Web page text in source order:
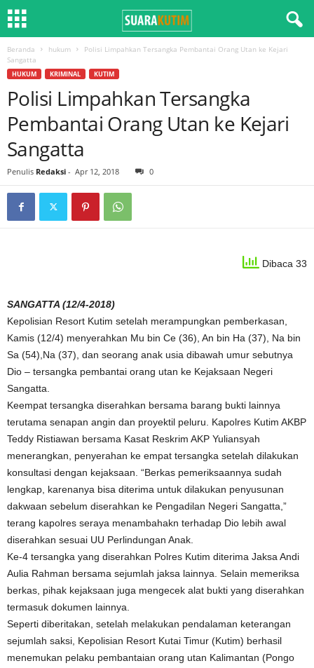
Beranda hukum
Polisi Limpahkan Tersangka Pembantai Orang Utan ke Kejari
Sangatta
HUKUM KRIMINAL KUTIM
Polisi Limpahkan Tersangka
Pembantai Orang Utan ke Kejari
Sangatta
Penulis Redaksi - Apr 12, 2018 0
Dibaca 33
SANGATTA (12/4-2018)
Kepolisian Resort Kutim setelah merampungkan pemberkasan,
Kamis (12/4) menyerahkan Mu bin Ce (36), An bin Ha (37), Na bin
Sa (54),Na (37), dan seorang anak usia dibawah umur sebutnya
Dio – tersangka pembantai orang utan ke Kejaksaan Negeri
Sangatta.
Keempat tersangka diserahkan bersama barang bukti lainnya
terutama senapan angin dan proyektil peluru. Kapolres Kutim AKBP
Teddy Ristiawan bersama Kasat Reskrim AKP Yuliansyah
menerangkan, penyerahan ke empat tersangka setelah dilakukan
konsultasi dengan kejaksaan. “Berkas pemeriksaannya sudah
lengkap, karenanya bisa diterima untuk dilakukan penyusunan
dakwaan sebelum diserahkan ke Pengadilan Negeri Sangatta,”
terang kapolres seraya menambahakn terhadap Dio lebih awal
diserahkan sesuai UU Perlindungan Anak.
Ke-4 tersangka yang diserahkan Polres Kutim diterima Jaksa Andi
Aulia Rahman bersama sejumlah jaksa lainnya. Selain memeriksa
berkas, pihak kejaksaan juga mengecek alat bukti yang diserahkan
termasuk dokumen lainnya.
Seperti diberitakan, setelah melakukan pendalaman keterangan
sejumlah saksi, Kepolisian Resort Kutai Timur (Kutim) berhasil
menemukan pelaku pembantaian orang utan Kalimantan (Pongo